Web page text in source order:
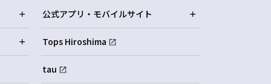
公式アプリ・モバイルサイト
Tops Hiroshima
tau